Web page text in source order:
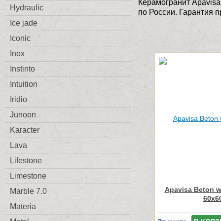
Hydraulic
Ice jade
Iconic
Inox
Instinto
Intuition
Iridio
Junoon
Karacter
Lava
Lifestone
Limestone
Marble 7.0
Materia
Керамогранит
по России. Гарантия
Apavisa Beton